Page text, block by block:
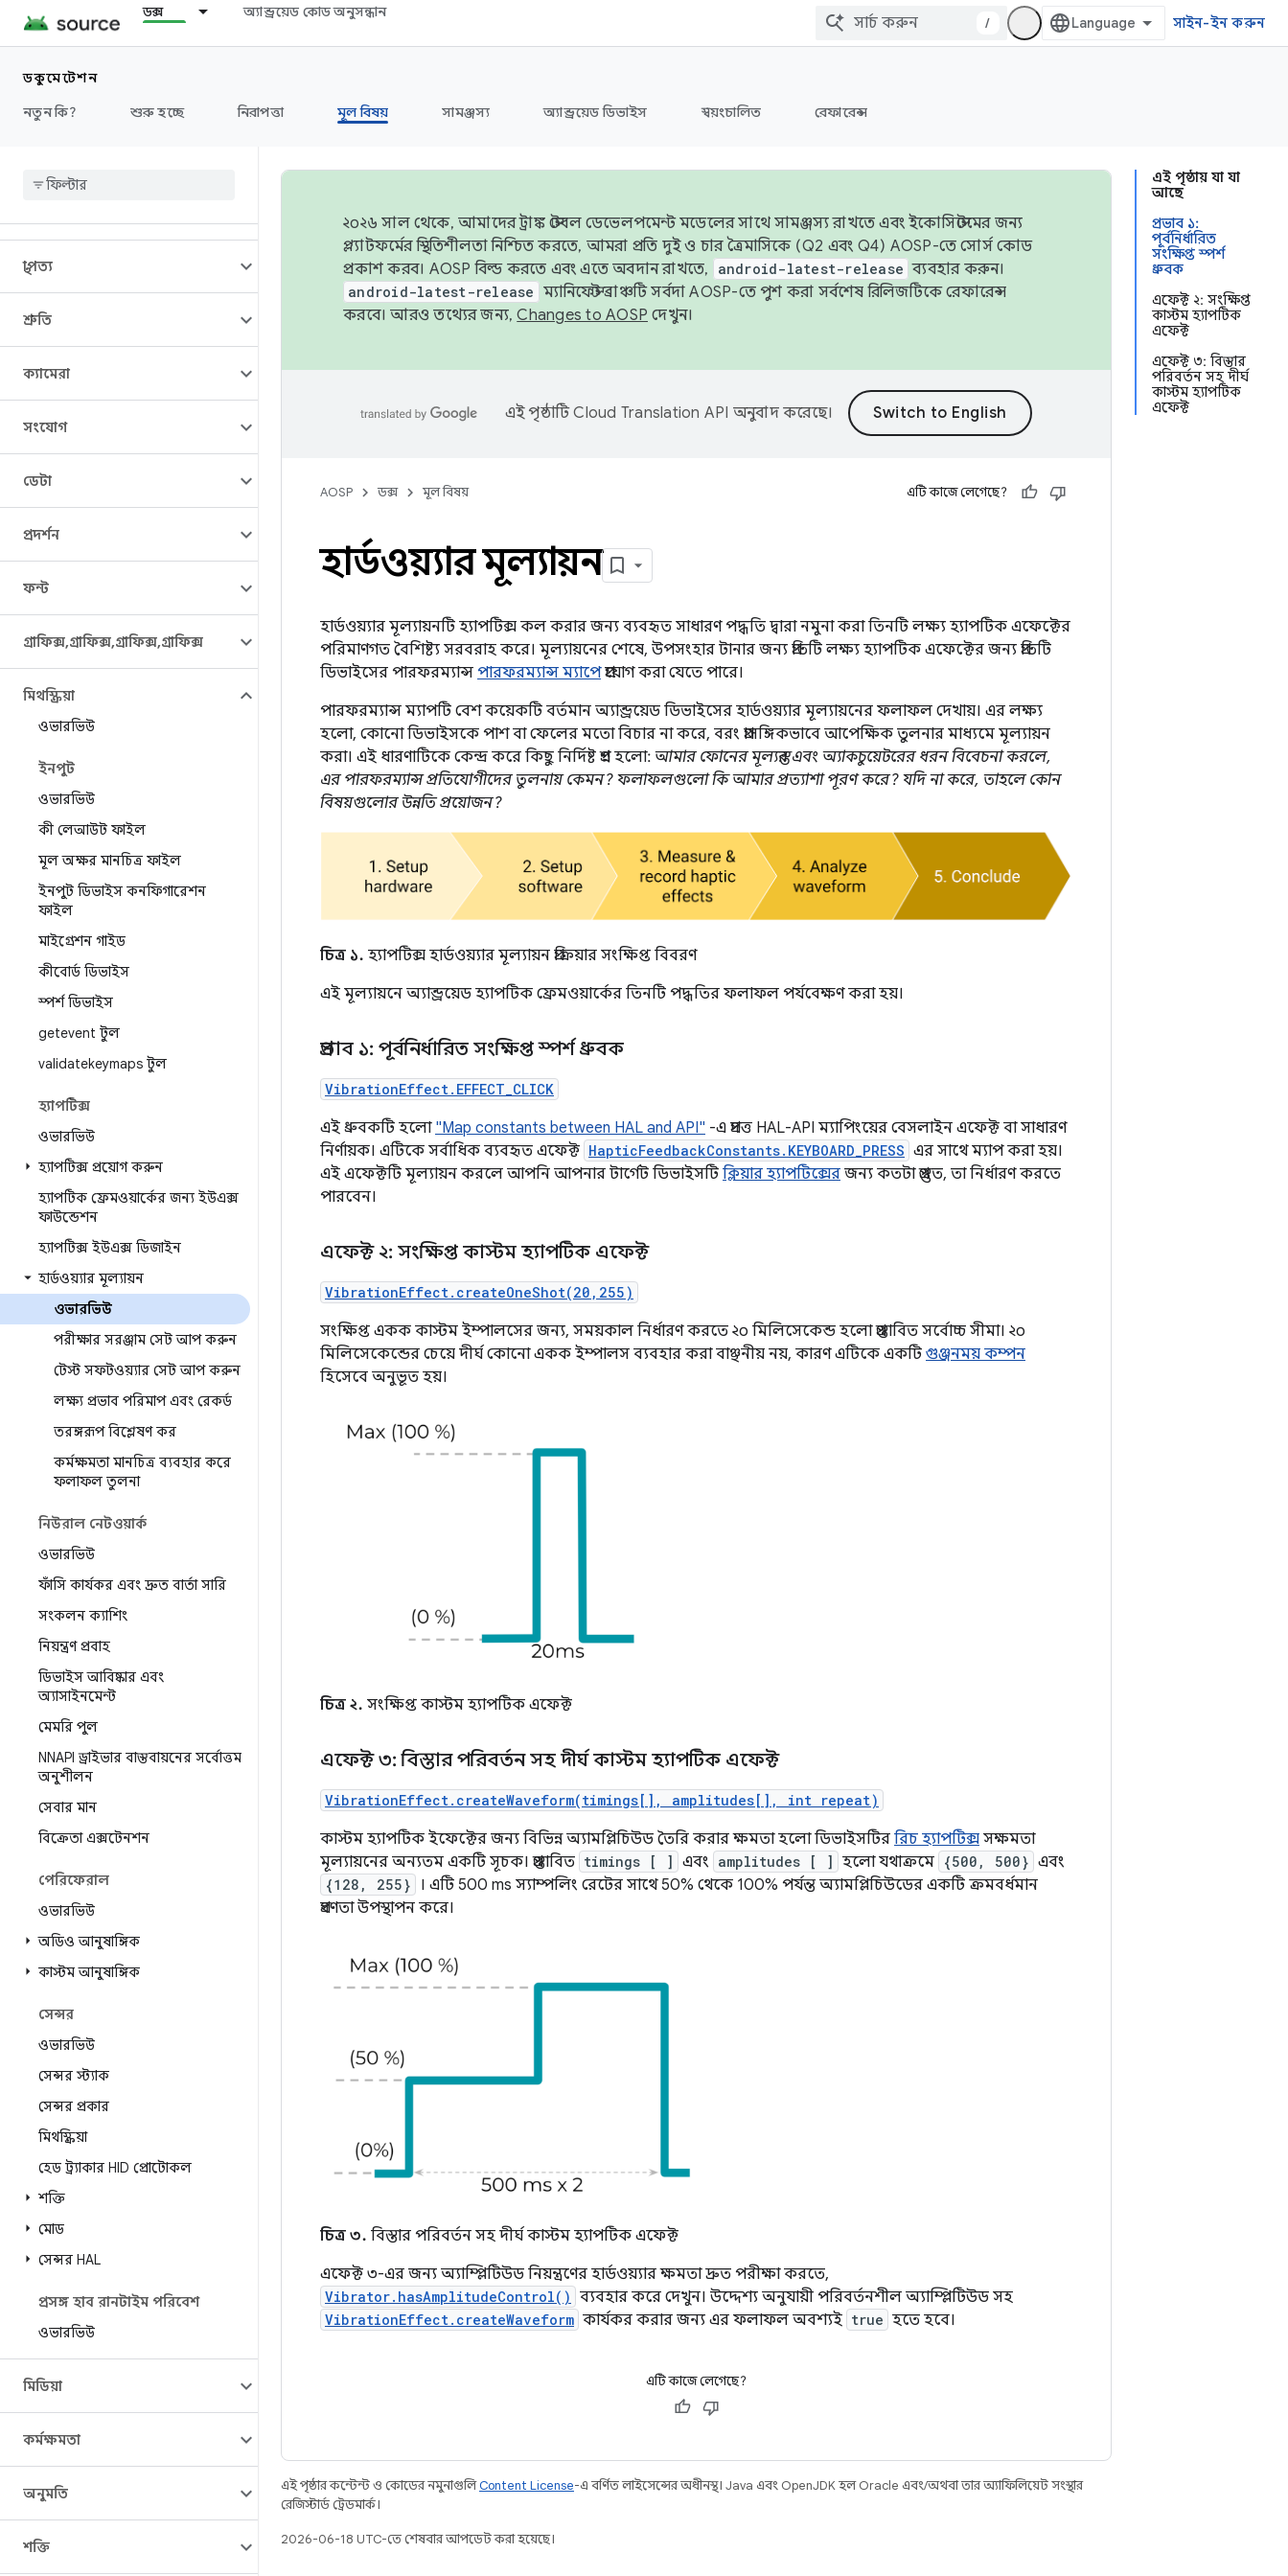
ডক্স অ্যান্ড্রয়েড কোড অনুসন্ধান
/ সাইন-ইন করুন
ডকুমেন্টেশন
নতুন কি?
শুরু হচ্ছে নিরাপত্তা মূল বিষয় সামঞ্জস্য অ্যান্ড্রয়েড ডিভাইস স্বয়ংচালিত রেফারেন্স
স্থাপত্য
শ্রুতি
ক্যামেরা
সংযোগ
ডেটা
প্রদর্শন
ফন্ট
গ্রাফিক্স,গ্রাফিক্স,গ্রাফিক্স,গ্রাফিক্স
মিথস্ক্রিয়া
ওভারভিউ
ইনপুট
ওভারভিউ
কী লেআউট ফাইল
মূল অক্ষর মানচিত্র ফাইল
ইনপুট ডিভাইস কনফিগারেশন
ফাইল
মাইগ্রেশন গাইড
কীবোর্ড ডিভাইস
স্পর্শ ডিভাইস
getevent টুল
validatekeymaps টুল
হ্যাপটিক্স
ওভারভিউ
হ্যাপটিক্স প্রয়োগ করুন
হ্যাপটিক ফ্রেমওয়ার্কের জন্য ইউএক্স
ফাউন্ডেশন
হ্যাপটিক্স ইউএক্স ডিজাইন
হার্ডওয়্যার মূল্যায়ন
ওভারভিউ
পরীক্ষার সরঞ্জাম সেট আপ করুন
টেস্ট সফটওয়্যার সেট আপ করুন
লক্ষ্য প্রভাব পরিমাপ এবং রেকর্ড
তরঙ্গরূপ বিশ্লেষণ কর
কর্মক্ষমতা মানচিত্র ব্যবহার করে
ফলাফল তুলনা
নিউরাল নেটওয়ার্ক
ওভারভিউ
ফাঁসি কার্যকর এবং দ্রুত বার্তা সারি
সংকলন ক্যাশিং
নিয়ন্ত্রণ প্রবাহ
ডিভাইস আবিষ্কার এবং
অ্যাসাইনমেন্ট
মেমরি পুল
NNAPI ড্রাইভার বাস্তবায়নের সর্বোত্তম
অনুশীলন
সেবার মান
বিক্রেতা এক্সটেনশন
পেরিফেরাল
ওভারভিউ
অডিও আনুষাঙ্গিক
কাস্টম আনুষাঙ্গিক
সেন্সর
ওভারভিউ
সেন্সর স্ট্যাক
সেন্সর প্রকার
মিথস্ক্রিয়া
হেড ট্র্যাকার HID প্রোটোকল
শক্তি
মোড
সেন্সর HAL
প্রসঙ্গ হাব রানটাইম পরিবেশ
ওভারভিউ
মিডিয়া
কর্মক্ষমতা
অনুমতি
শক্তি
এই পৃষ্ঠায় যা যা
আছে
প্রভাব ১:
পূর্বনির্ধারিত
সংক্ষিপ্ত স্পর্শ
ধ্রুবক
এফেক্ট ২: সংক্ষিপ্ত
কাস্টম হ্যাপটিক
এফেক্ট
এফেক্ট ৩: বিস্তার
পরিবর্তন সহ দীর্ঘ
কাস্টম হ্যাপটিক
এফেক্ট
২০২৬ সাল থেকে, আমাদের ট্রাঙ্ক স্টেবল ডেভেলপমেন্ট মডেলের সাথে সামঞ্জস্য রাখতে এবং ইকোসিস্টেমের জন্য
প্ল্যাটফর্মের স্থিতিশীলতা নিশ্চিত করতে, আমরা প্রতি দুই ও চার ত্রৈমাসিকে (Q2 এবং Q4) AOSP-তে সোর্স কোড
প্রকাশ করব। AOSP বিল্ড করতে এবং এতে অবদান রাখতে,
android-latest-release ব্যবহার করুন।
android-latest-release ম্যানিফেস্ট ব্রাঞ্চটি সর্বদা AOSP-তে পুশ করা সর্বশেষ রিলিজটিকে রেফারেন্স
করবে। আরও তথ্যের জন্য,Changes to AOSP দেখুন।
এই পৃষ্ঠাটিCloud Translation API অনুবাদ করেছে।
AOSP ডক্স মূল বিষয় এটি কাজে লেগেছে?
হার্ডওয়্যার মূল্যায়ন
হার্ডওয়্যার মূল্যায়নটি হ্যাপটিক্স কল করার জন্য ব্যবহৃত সাধারণ পদ্ধতি দ্বারা নমুনা করা তিনটি লক্ষ্য হ্যাপটিক এফেক্টের
পরিমাণগত বৈশিষ্ট্য সরবরাহ করে। মূল্যায়নের শেষে, উপসংহার টানার জন্য প্রতিটি লক্ষ্য হ্যাপটিক এফেক্টের জন্য প্রতিটি
ডিভাইসের পারফরম্যান্স পারফরম্যান্স ম্যাপেপ্রয়োগ করা যেতে পারে।
পারফরম্যান্স ম্যাপটি বেশ কয়েকটি বর্তমান অ্যান্ড্রয়েড ডিভাইসের হার্ডওয়্যার মূল্যায়নের ফলাফল দেখায়। এর লক্ষ্য
হলো, কোনো ডিভাইসকে পাশ বা ফেলের মতো বিচার না করে, বরং প্রাসঙ্গিকভাবে আপেক্ষিক তুলনার মাধ্যমে মূল্যায়ন
করা। এই ধারণাটিকে কেন্দ্র করে কিছু নির্দিষ্ট প্রশ্ন হলো: আমার ফোনের মূল্যস্তর এবং অ্যাকচুয়েটরের ধরন বিবেচনা করলে,
এর পারফরম্যান্স প্রতিযোগীদের তুলনায় কেমন? ফলাফলগুলো কি আমার প্রত্যাশা পূরণ করে? যদি না করে, তাহলে কোন
বিষয়গুলোর উন্নতি প্রয়োজন?
চিত্র ১. হ্যাপটিক্স হার্ডওয়্যার মূল্যায়ন প্রক্রিয়ার সংক্ষিপ্ত বিবরণ
এই মূল্যায়নে অ্যান্ড্রয়েড হ্যাপটিক ফ্রেমওয়ার্কের তিনটি পদ্ধতির ফলাফল পর্যবেক্ষণ করা হয়।
প্রভাব ১: পূর্বনির্ধারিত সংক্ষিপ্ত স্পর্শ ধ্রুবক
VibrationEffect.EFFECT_CLICK
এই ধ্রুবকটি হলো "Map constants between HAL and API" -এ প্রদত্ত HAL-API ম্যাপিংয়ের বেসলাইন এফেক্ট বা সাধারণ
নির্ণায়ক। এটিকে সর্বাধিক ব্যবহৃত এফেক্ট HapticFeedbackConstants.KEYBOARD_PRESS এর সাথে ম্যাপ করা হয়।
এই এফেক্টটি মূল্যায়ন করলে আপনি আপনার টার্গেট ডিভাইসটি ক্লিয়ার হ্যাপটিক্সের জন্য কতটা প্রস্তুত, তা নির্ধারণ করতে
পারবেন।
এফেক্ট ২: সংক্ষিপ্ত কাস্টম হ্যাপটিক এফেক্ট
VibrationEffect.createOneShot(20,255)
সংক্ষিপ্ত একক কাস্টম ইম্পালসের জন্য, সময়কাল নির্ধারণ করতে ২০ মিলিসেকেন্ড হলো প্রস্তাবিত সর্বোচ্চ সীমা। ২০
মিলিসেকেন্ডের চেয়ে দীর্ঘ কোনো একক ইম্পালস ব্যবহার করা বাঞ্ছনীয় নয়, কারণ এটিকে একটি গুঞ্জনময় কম্পন
হিসেবে অনুভূত হয়।
চিত্র ২. সংক্ষিপ্ত কাস্টম হ্যাপটিক এফেক্ট
এফেক্ট ৩: বিস্তার পরিবর্তন সহ দীর্ঘ কাস্টম হ্যাপটিক এফেক্ট
VibrationEffect.createWaveform(timings[], amplitudes[], int repeat)
কাস্টম হ্যাপটিক ইফেক্টের জন্য বিভিন্ন অ্যামপ্লিচিউড তৈরি করার ক্ষমতা হলো ডিভাইসটির রিচ হ্যাপটিক্স সক্ষমতা
মূল্যায়নের অন্যতম একটি সূচক। প্রস্তাবিত timings [ ] এবং amplitudes [ ] হলো যথাক্রমে {500, 500} এবং
{128, 255}
। এটি 500 ms স্যাম্পলিং রেটের সাথে 50% থেকে 100% পর্যন্ত অ্যামপ্লিচিউডের একটি ক্রমবর্ধমান
প্রবণতা উপস্থাপন করে।
চিত্র ৩. বিস্তার পরিবর্তন সহ দীর্ঘ কাস্টম হ্যাপটিক এফেক্ট
এফেক্ট ৩-এর জন্য অ্যাম্প্লিটিউড নিয়ন্ত্রণের হার্ডওয়্যার ক্ষমতা দ্রুত পরীক্ষা করতে,
Vibrator.hasAmplitudeControl() ব্যবহার করে দেখুন। উদ্দেশ্য অনুযায়ী পরিবর্তনশীল অ্যাম্প্লিটিউড সহ
VibrationEffect.createWaveform কার্যকর করার জন্য এর ফলাফল অবশ্যই true হতে হবে।
এটি কাজে লেগেছে?
এই পৃষ্ঠার কন্টেন্ট ও কোডের নমুনাগুলিContent License-এ বর্ণিত লাইসেন্সের অধীনস্থ। Java এবং OpenJDK হল Oracle এবং/অথবা তার অ্যাফিলিয়েট সংস্থার
রেজিস্টার্ড ট্রেডমার্ক।
2026-06-18 UTC-তে শেষবার আপডেট করা হয়েছে।